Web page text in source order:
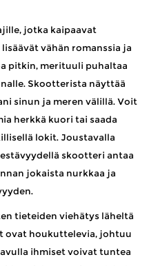
jotka kaipaavat
vähän romanssia ja
pitkin, merituuli puhaltaa
Skootterista näyttää
sinun ja meren välillä. Voit
herkkä kuori tai saada
lokit. Joustavalla
skootteri antaa
jokaista nurkkaa ja
tieteiden viehätys läheltä
ovat houkuttelevia, johtuu
ihmiset voivat tuntea